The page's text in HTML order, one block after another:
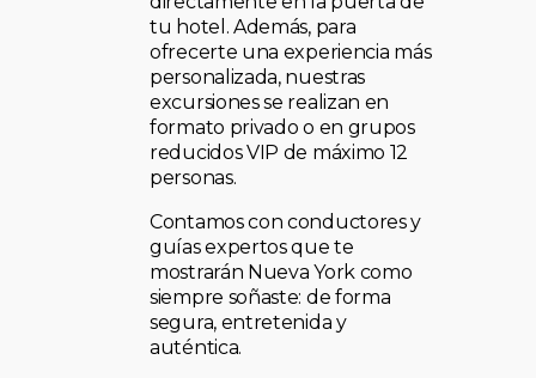
tu hotel. Además, para
ofrecerte una experiencia más
personalizada, nuestras
excursiones se realizan en
formato privado o en grupos
reducidos VIP de máximo 12
personas.
Contamos con conductores y
guías expertos que te
mostrarán Nueva York como
siempre soñaste: de forma
segura, entretenida y
auténtica.